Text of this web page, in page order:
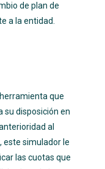
de plan de
a la entidad.
que
su disposición en
al
este simulador le
las cuotas que